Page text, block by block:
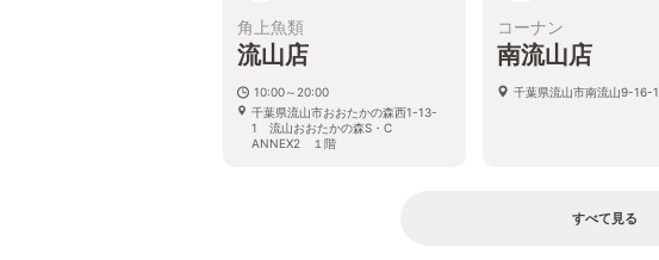
角上魚類
流山店
10:00～20:00
千葉県流山市おおたかの森西1-13-
1 流山おおたかの森S・C
ANNEX2 １階
コーナン
南流山店
千葉県流山市南流山9-16-1
すべて見る